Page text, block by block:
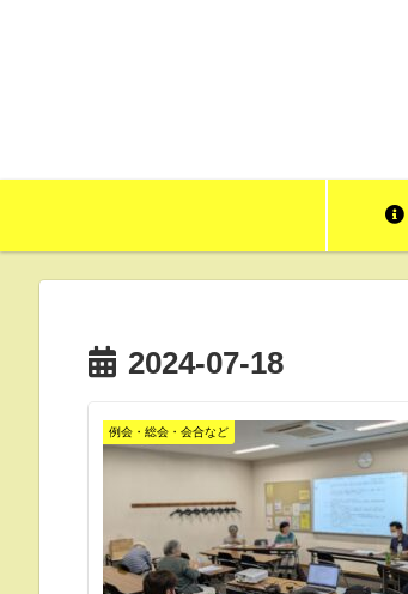
2024-07-18
例会・総会・会合など